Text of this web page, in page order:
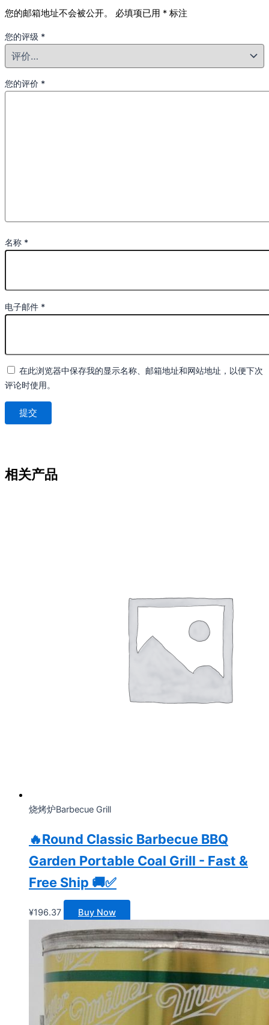
您的邮箱地址不会被公开。 必填项已用 * 标注
您的评级 *
您的评价 *
名称 *
电子邮件 *
在此浏览器中保存我的显示名称、邮箱地址和网站地址，以便下次
评论时使用。
相关产品
烧烤炉Barbecue Grill
🔥Round Classic Barbecue BBQ
Garden Portable Coal Grill - Fast &
Free Ship 🚚✅
¥196.37 Buy Now